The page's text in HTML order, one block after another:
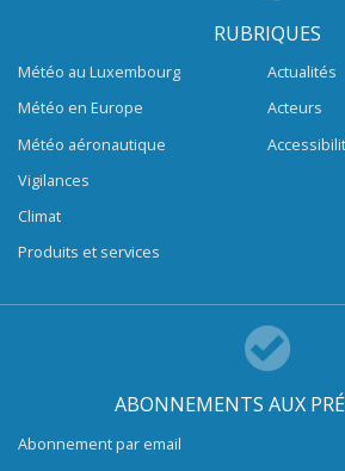
RUBRIQUES
Météo au Luxembourg
Météo en Europe
Météo aéronautique
Vigilances
Climat
Produits et services
Actualités
Acteurs
ABONNEMENTS AUX
Abonnement par email